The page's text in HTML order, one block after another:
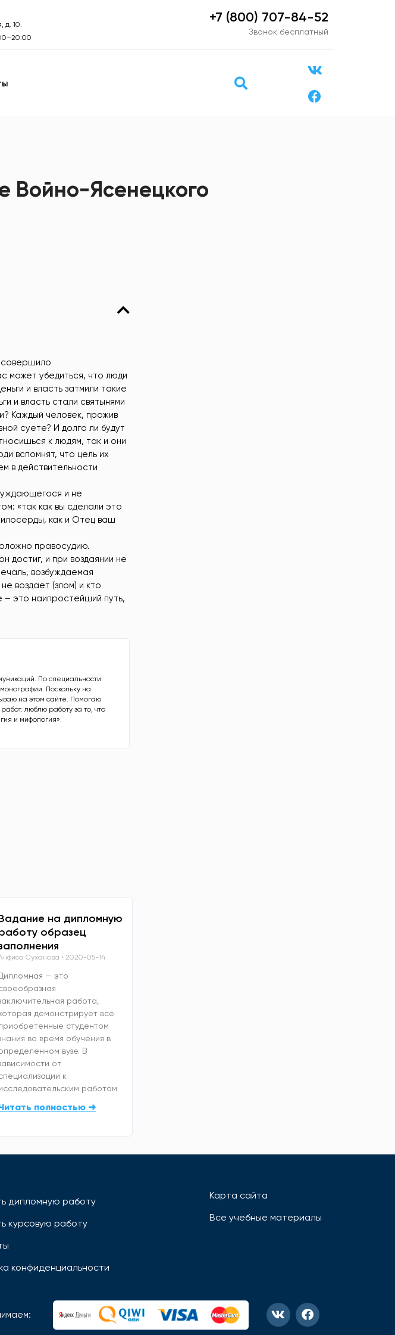
д. 10.
+7 (800) 707-84-52
Звонок бесплатный
Войно-Ясенецкого
совершило
может убедиться, что люди
и власть затмили такие
и власть стали святынями
Каждый человек, прожив
суете? И долго ли будут
к людям, так и они
вспомнят, что цель их
в действительности
и не
«так как вы сделали это
как и Отец ваш
правосудию.
достиг, и при воздаянии не
возбуждаемая
воздает (злом) и кто
– это наипростейший путь,
По специальности
Поскольку на
на этом сайте. Помогаю
люблю работу за то, что
и мифология».
на дипломную
образец
Суханова 2020-05-14
— это
работа,
демонстрирует все
студентом
во время обучения в
вузе. В
от
к
работам
полностью ➜
дипломную работу
курсовую работу
конфиденциальности
Карта сайта
Все учебные материалы